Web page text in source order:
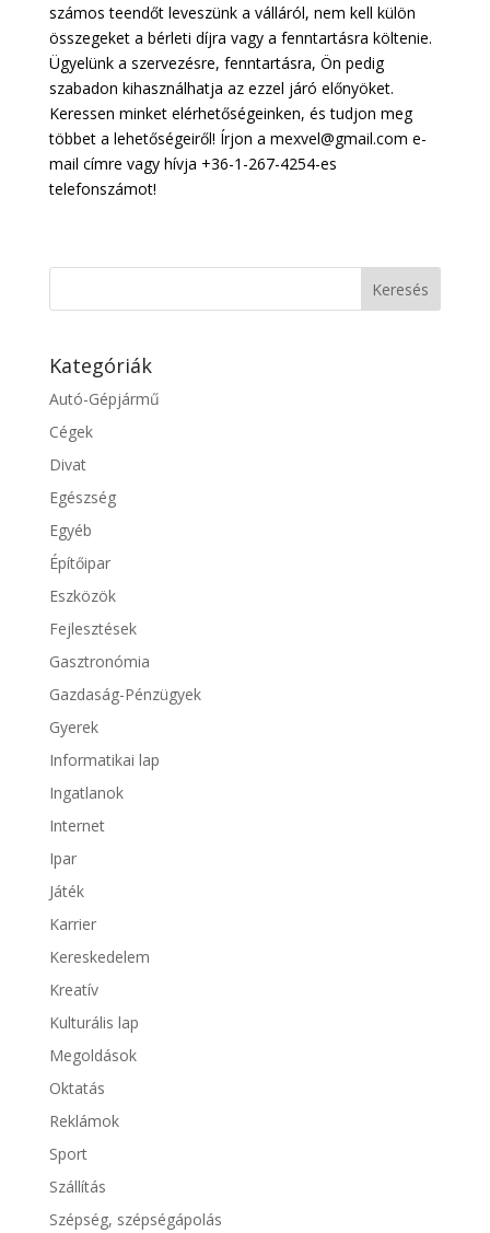
számos teendőt leveszünk a válláról, nem kell külön
összegeket a bérleti díjra vagy a fenntartásra költenie.
Ügyelünk a szervezésre, fenntartásra, Ön pedig
szabadon kihasználhatja az ezzel járó előnyöket.
Keressen minket elérhetőségeinken, és tudjon meg
többet a lehetőségeiről! Írjon a mexvel@gmail.com e-
mail címre vagy hívja +36-1-267-4254-es
telefonszámot!
Kategóriák
Autó-Gépjármű
Cégek
Divat
Egészség
Egyéb
Építőipar
Eszközök
Fejlesztések
Gasztronómia
Gazdaság-Pénzügyek
Gyerek
Informatikai lap
Ingatlanok
Internet
Ipar
Játék
Karrier
Kereskedelem
Kreatív
Kulturális lap
Megoldások
Oktatás
Reklámok
Sport
Szállítás
Szépség, szépségápolás